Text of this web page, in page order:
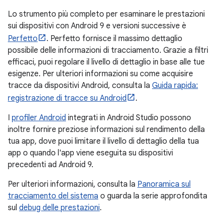
Lo strumento più completo per esaminare le prestazioni
sui dispositivi con Android 9 e versioni successive è
Perfetto
. Perfetto fornisce il massimo dettaglio
possibile delle informazioni di tracciamento. Grazie a filtri
efficaci, puoi regolare il livello di dettaglio in base alle tue
esigenze. Per ulteriori informazioni su come acquisire
tracce da dispositivi Android, consulta la Guida rapida:
registrazione di tracce su Android
.
I profiler Android integrati in Android Studio possono
inoltre fornire preziose informazioni sul rendimento della
tua app, dove puoi limitare il livello di dettaglio della tua
app o quando l'app viene eseguita su dispositivi
precedenti ad Android 9.
Per ulteriori informazioni, consulta la Panoramica sul
tracciamento del sistema o guarda la serie approfondita
sul debug delle prestazioni.